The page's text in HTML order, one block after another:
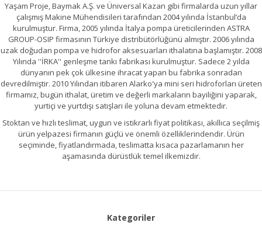
Yaşam Proje, Baymak A.Ş. ve Üniversal Kazan gibi firmalarda uzun yıllar
çalışmış Makine Mühendisileri tarafından 2004 yılında İstanbul’da
kurulmuştur. Firma, 2005 yılında İtalya pompa üreticilerinden ASTRA
GROUP-OSIP firmasının Türkiye distribütörlüğünü almıştır. 2006 yılında
uzak doğudan pompa ve hidrofor aksesuarları ithalatına başlamıştır. 2008
Yılında ''İRKA'' genleşme tankı fabrikası kurulmuştur. Sadece 2 yılda
dünyanın pek çok ülkesine ihracat yapan bu fabrika sonradan
devredilmiştir. 2010 Yılından itibaren Alarko'ya mini seri hidroforları üreten
firmamız, bugün ithalat, üretim ve değerli markaların bayiliğini yaparak,
yurtiçi ve yurtdışı satışları ile yoluna devam etmektedir.
Stoktan ve hızlı teslimat, uygun ve istikrarlı fiyat politikası, akıllıca seçilmiş
ürün yelpazesi firmanın güçlü ve önemli özelliklerindendir. Ürün
seçiminde, fiyatlandırmada, teslimatta kısaca pazarlamanın her
aşamasında dürüstlük temel ilkemizdir.
Kategoriler